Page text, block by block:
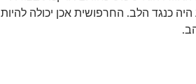
כנגד הלב. החרפושית אכן יכולה להיות